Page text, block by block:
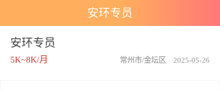
安环专员
安环专员
5K~8K/月 2025-05-26
常州市/金坛区